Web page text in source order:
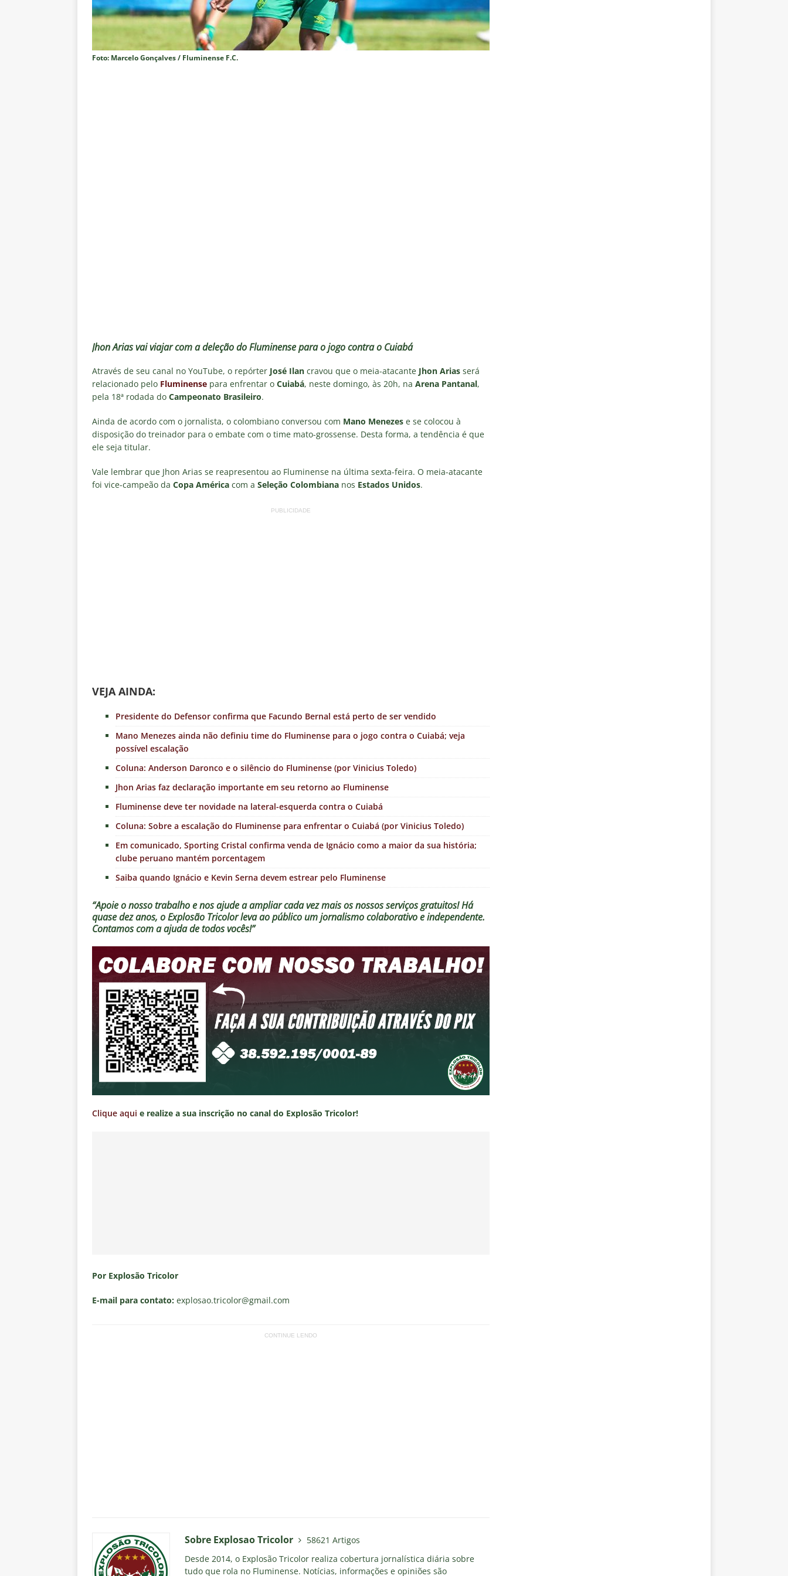
Estatísticas
DICAS DE APOSTAS
[ 5 de agosto de 2026 ] ALERTA GERAL! Maracanã vai lotar na Copa do Brasil: CET-Rio monta
megaoperação e antecipa bloqueios para Fluminense x Vasco
[ 4 de agosto de 2026 ] Mattheus Montenegro dá declaração polêmica sobre SAF do Fluminense
[ 4 de agosto de 2026 ] Hércules, do Fluminense, entra na mira do Zenit, da Rússia
NOTÍCIAS
[ 4 de agosto de 2026 ]
NOTÍCIAS
Foto: Marcelo Gonçalves / Fluminense F.C.
Jhon Arias vai viajar com a deleção do Fluminense para o jogo contra o Cuiabá
Através de seu canal no YouTube, o repórter José Ilan cravou que o meia-atacante Jhon Arias será
relacionado pelo Fluminense para enfrentar o Cuiabá, neste domingo, às 20h, na Arena Pantanal,
pela 18ª rodada do Campeonato Brasileiro.
Ainda de acordo com o jornalista, o colombiano conversou com Mano Menezes e se colocou à
disposição do treinador para o embate com o time mato-grossense. Desta forma, a tendência é que
ele seja titular.
Vale lembrar que Jhon Arias se reapresentou ao Fluminense na última sexta-feira. O meia-atacante
foi vice-campeão da Copa América com a Seleção Colombiana nos Estados Unidos.
PUBLICIDADE
VEJA AINDA:
Presidente do Defensor confirma que Facundo Bernal está perto de ser vendido
Mano Menezes ainda não definiu time do Fluminense para o jogo contra o Cuiabá; veja
possível escalação
Coluna: Anderson Daronco e o silêncio do Fluminense (por Vinicius Toledo)
Jhon Arias faz declaração importante em seu retorno ao Fluminense
Fluminense deve ter novidade na lateral-esquerda contra o Cuiabá
Coluna: Sobre a escalação do Fluminense para enfrentar o Cuiabá (por Vinicius Toledo)
Em comunicado, Sporting Cristal confirma venda de Ignácio como a maior da sua história;
clube peruano mantém porcentagem
Saiba quando Ignácio e Kevin Serna devem estrear pelo Fluminense
“Apoie o nosso trabalho e nos ajude a ampliar cada vez mais os nossos serviços gratuitos!Há
quase dez anos, o Explosão Tricolor leva ao público um jornalismo colaborativo e independente.
Contamos com a ajuda de todos vocês!”
Clique aqui e realize a sua inscrição no canal do Explosão Tricolor!
Por Explosão Tricolor
E-mail para contato: explosao.tricolor@gmail.com
CONTINUE LENDO
Sobre Explosao Tricolor
58621 Artigos
Desde 2014, o Explosão Tricolor realiza cobertura jornalística diária sobre
tudo que rola no Fluminense. Notícias, informações e opiniões são